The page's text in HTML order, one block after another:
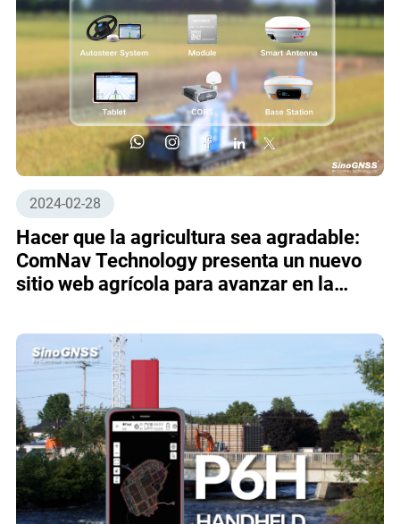
2024-02-28
Hacer que la agricultura sea agradable:
ComNav Technology presenta un nuevo
sitio web agrícola para avanzar en la